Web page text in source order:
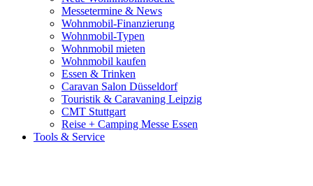
Messetermine & News
Wohnmobil-Finanzierung
Wohnmobil-Typen
Wohnmobil mieten
Wohnmobil kaufen
Essen & Trinken
Caravan Salon Düsseldorf
Touristik & Caravaning Leipzig
CMT Stuttgart
Reise + Camping Messe Essen
Tools & Service